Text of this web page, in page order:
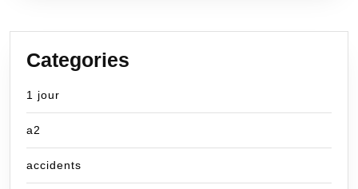
Categories
1 jour
a2
accidents